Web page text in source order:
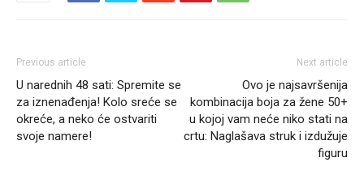
Previous article
U narednih 48 sati: Spremite se
za iznenađenja! Kolo sreće se
okreće, a neko će ostvariti
svoje namere!
Next article
Ovo je najsavršenija
kombinacija boja za žene 50+
u kojoj vam neće niko stati na
crtu: Naglašava struk i izdužuje
figuru